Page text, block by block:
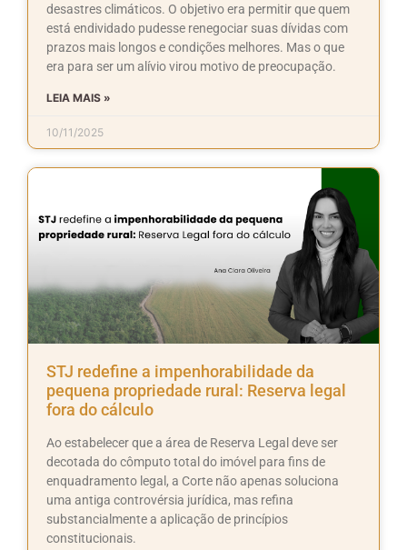
desastres climáticos. O objetivo era permitir que quem
está endividado pudesse renegociar suas dívidas com
prazos mais longos e condições melhores. Mas o que
era para ser um alívio virou motivo de preocupação.
LEIA MAIS »
10/11/2025
STJ redefine a impenhorabilidade da
pequena propriedade rural: Reserva legal
fora do cálculo
Ao estabelecer que a área de Reserva Legal deve ser
decotada do cômputo total do imóvel para fins de
enquadramento legal, a Corte não apenas soluciona
uma antiga controvérsia jurídica, mas refina
substancialmente a aplicação de princípios
constitucionais.